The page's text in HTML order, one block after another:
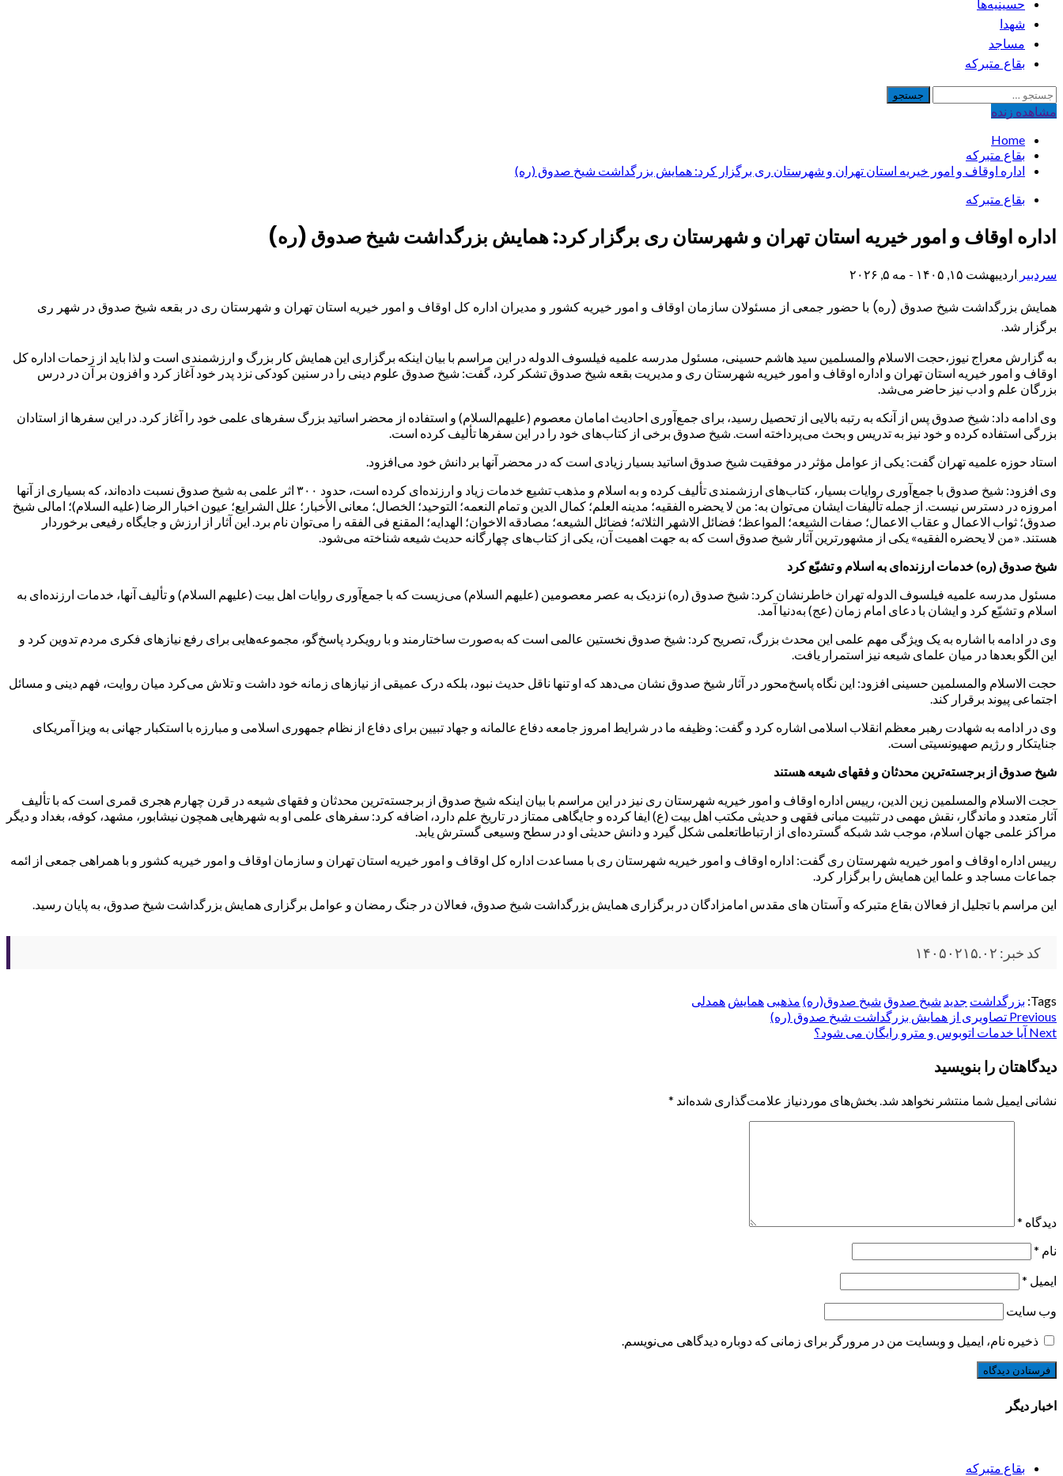
حسینیه‌ها
شهدا
مساجد
بقاع متبرکه
جستجو
برای:
مشاهده‌ زنده
Home
بقاع متبرکه
اداره اوقاف و امور خیریه استان تهران و شهرستان ری برگزار کرد: همایش بزرگداشت شیخ صدوق (ره)
بقاع متبرکه
اداره اوقاف و امور خیریه استان تهران و شهرستان ری برگزار کرد: همایش بزرگداشت شیخ صدوق (ره)
سردبیر اردیبهشت ۱۵, ۱۴۰۵ - مه ۵, ۲۰۲۶
همایش بزرگداشت شیخ صدوق (ره) با حضور جمعی از مسئولان سازمان اوقاف و امور خیریه کشور و مدیران اداره کل اوقاف و امور خیریه استان تهران و شهرستان ری در بقعه شیخ صدوق در شهر ری
برگزار شد.
به گزارش معراج نیوز،حجت الاسلام والمسلمین سید هاشم حسینی، مسئول مدرسه علمیه فیلسوف الدوله در این مراسم با بیان اینکه برگزاری این همایش کار بزرگ و ارزشمندی است و لذا باید از زحمات اداره کل
اوقاف و امور خیریه استان تهران و اداره اوقاف و امور خیریه شهرستان ری و مدیریت بقعه شیخ صدوق تشکر کرد، گفت: شیخ صدوق علوم دینی را در سنین کودکی نزد پدر خود آغاز کرد و افزون بر آن در درس
بزرگان علم و ادب نیز حاضر می‌شد.
وی ادامه داد: شیخ صدوق پس از آنکه به رتبه بالایی از تحصیل رسید، برای جمع‌آوری احادیث امامان معصوم (علیهم‌السلام) و استفاده از محضر اساتید بزرگ سفرهای علمی خود را آغاز کرد. در این سفرها از استادان
بزرگی استفاده کرده و خود نیز به تدریس و بحث می‌پرداخته است. شیخ صدوق برخی از کتاب‌های خود را در این سفرها تألیف کرده است.
استاد حوزه علمیه تهران گفت: یکی از عوامل مؤثر در موفقیت شیخ صدوق اساتید بسیار زیادی است که در محضر آنها بر دانش خود می‌افزود.
وی افزود: شیخ صدوق با جمع‌آوری روایات بسیار، کتاب‌های ارزشمندی تألیف کرده و به اسلام و مذهب تشیع خدمات زیاد و ارزنده‌ای کرده است، حدود ۳۰۰ اثر علمی به شیخ صدوق نسبت داده‌اند، که بسیاری از آنها
امروزه در دسترس نیست. از جمله تألیفات ایشان می‌توان به: من لا یحضره الفقیه؛ مدینه العلم؛ کمال الدین و تمام النعمه؛ التوحید؛ الخصال؛ معانی الأخبار؛ علل الشرایع؛ عیون اخبار الرضا (علیه السلام)؛ امالی شیخ
صدوق؛ ثواب الاعمال و عقاب الاعمال؛ صفات الشیعه؛ المواعظ؛ فضائل الاشهر الثلاثه؛ فضائل الشیعه؛ مصادقه الاخوان؛ الهدایه؛ المقنع فی الفقه را می‌توان نام برد. این آثار از ارزش و جایگاه رفیعی برخوردار
هستند. «من لا یحضره الفقیه» یکی از مشهورترین آثار شیخ صدوق است که به جهت اهمیت آن، یکی از کتاب‌های چهارگانه حدیث شیعه شناخته می‌شود.
شیخ صدوق (ره) خدمات ارزنده‌ای به اسلام و تشیّع کرد
مسئول مدرسه علمیه فیلسوف الدوله تهران خاطرنشان کرد: شیخ صدوق (ره) نزدیک به عصر معصومین (علیهم السلام) می‌زیست که با جمع‌آوری روایات اهل بیت (علیهم السلام) و تألیف آنها، خدمات ارزنده‌ای به
اسلام و تشیّع کرد و ایشان با دعای امام زمان (عج) به‌دنیا آمد.
وی در ادامه با اشاره به یک ویژگی مهم علمی این محدث بزرگ، تصریح کرد: شیخ صدوق نخستین عالمی است که به‌صورت ساختارمند و با رویکرد پاسخ‌گو، مجموعه‌هایی برای رفع نیازهای فکری مردم تدوین کرد و
این الگو بعدها در میان علمای شیعه نیز استمرار یافت.
حجت الاسلام والمسلمین حسینی افزود: این نگاه پاسخ‌محور در آثار شیخ صدوق نشان می‌دهد که او تنها ناقل حدیث نبود، بلکه درک عمیقی از نیازهای زمانه خود داشت و تلاش می‌کرد میان روایت، فهم دینی و مسائل
اجتماعی پیوند برقرار کند.
وی در ادامه به شهادت رهبر معظم انقلاب اسلامی اشاره کرد و گفت: وظیفه ما در شرایط امروز جامعه دفاع عالمانه و جهاد تبیین برای دفاع از نظام جمهوری اسلامی و مبارزه با استکبار جهانی به ویزا آمریکای
جنایتکار و رژیم صهیونسیتی است.
شیخ صدوق از برجسته‌ترین محدثان و فقهای شیعه هستند
حجت الاسلام والمسلمین زین الدین، رییس اداره اوقاف و امور خیریه شهرستان ری نیز در این مراسم با بیان اینکه شیخ صدوق از برجسته‌ترین محدثان و فقهای شیعه در قرن چهارم هجری قمری است که با تألیف
آثار متعدد و ماندگار، نقش مهمی در تثبیت مبانی فقهی و حدیثی مکتب اهل بیت (ع) ایفا کرده و جایگاهی ممتاز در تاریخ علم دارد، اضافه کرد: سفرهای علمی او به شهرهایی همچون نیشابور، مشهد، کوفه، بغداد و دیگر
مراکز علمی جهان اسلام، موجب شد شبکه گسترده‌ای از ارتباطاتعلمی شکل گیرد و دانش حدیثی او در سطح وسیعی گسترش یابد.
رییس اداره اوقاف و امور خیریه شهرستان ری گفت: اداره اوقاف و امور خیریه شهرستان ری با مساعدت اداره کل اوقاف و امور خیریه استان تهران و سازمان اوقاف و امور خیریه کشور و با همراهی جمعی از ائمه
جماعات مساجد و علما این همایش را برگزار کرد.
این مراسم با تجلیل از فعالان بقاع متبرکه و آستان های مقدس امامزادگان در برگزاری همایش بزرگداشت شیخ صدوق، فعالان در جنگ رمضان و عوامل برگزاری همایش بزرگداشت شیخ صدوق، به پایان رسید.
کد خبر: ۱۴۰۵۰۲۱۵.۰۲
Tags: بزرگداشت جدید شیخ صدوق شیخ صدوق(ره) مذهبی همایش همدلی
Post
navigation
Previous تصاویری از همایش بزرگداشت شیخ صدوق (ره)
Next آیا خدمات اتوبوس و مترو رایگان می شود؟
دیدگاهتان را بنویسید
نشانی ایمیل شما منتشر نخواهد شد. بخش‌های موردنیاز علامت‌گذاری شده‌اند *
دیدگاه *
نام *
ایمیل *
وب‌ سایت
ذخیره نام، ایمیل و وبسایت من در مرورگر برای زمانی که دوباره دیدگاهی می‌نویسم.
اخبار دیگر
بقاع متبرکه